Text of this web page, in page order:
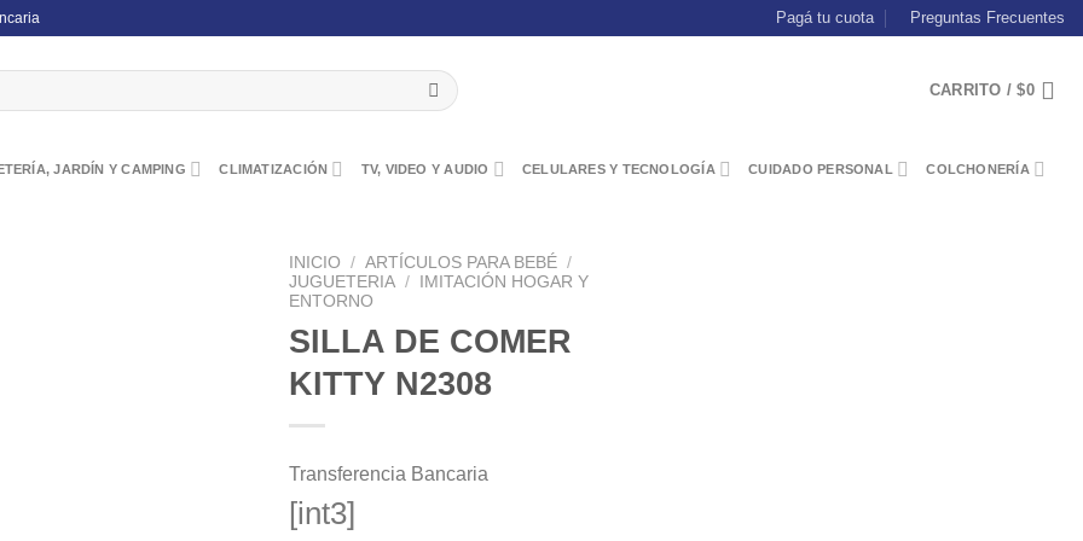
Pagá tu cuota Preguntas Frecuentes
CARRITO /$0
JARDÍN Y CAMPING CLIMATIZACIÓN TV, VIDEO Y AUDIO CELULARES Y TECNOLOGÍA CUIDADO PERSONAL COLCHONERÍA
INICIO / ARTÍCULOS PARA BEBÉ /
JUGUETERIA /
IMITACIÓN HOGAR Y
ENTORNO
SILLA DE COMER
KITTY N2308
Transferencia Bancaria
[int3]